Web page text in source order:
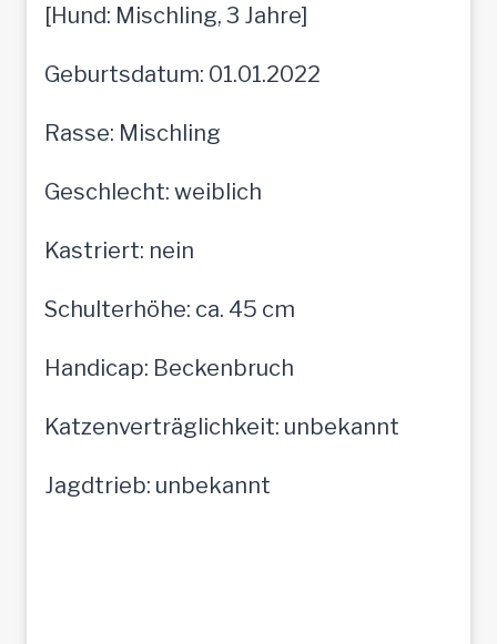
[Hund: Mischling, 3 Jahre]
Geburtsdatum: 01.01.2022
Rasse: Mischling
Geschlecht: weiblich
Kastriert: nein
Schulterhöhe: ca. 45 cm
Handicap: Beckenbruch
Katzenverträglichkeit: unbekannt
Jagdtrieb: unbekannt